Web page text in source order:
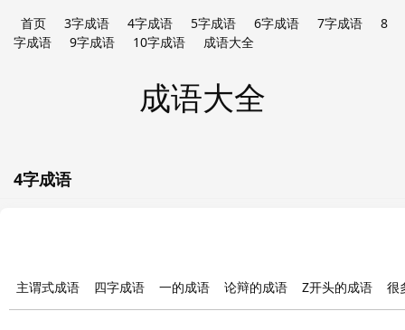
首页 3字成语 4字成语 5字成语 6字成语 7字成语
8
字成语
9字成语 10字成语 成语大全
成语大全
4字成语
主谓式成语 四字成语 一的成语 论辩的成语 Z开头的成语 很